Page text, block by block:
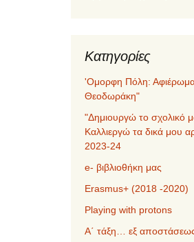
Kατηγορίες
'Ομορφη Πόλη:
Θεοδωράκη"
"Δημιουργώ το σχολικό
Καλλιεργώ τα δικά μου
2023-24
e- βιβλιοθήκη μας
Erasmus+ (2018 -2020)
Playing with protons
Α΄ τάξη… εξ